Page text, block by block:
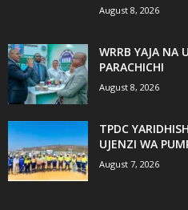
August 8, 2026
WRRB YAJA NA
PARACHICHI
August 8, 2026
TPDC
UJENZI WA
August 7, 2026